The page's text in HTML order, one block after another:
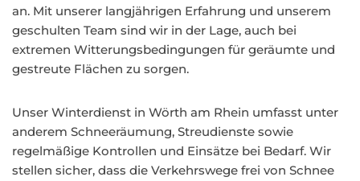
an. Mit unserer langjährigen Erfahrung und unserem
geschulten Team sind wir in der Lage, auch bei
extremen Witterungsbedingungen für geräumte und
gestreute Flächen zu sorgen.
Unser Winterdienst in Wörth am Rhein umfasst unter
anderem Schneeräumung, Streudienste sowie
regelmäßige Kontrollen und Einsätze bei Bedarf. Wir
stellen sicher, dass die Verkehrswege frei von Schnee